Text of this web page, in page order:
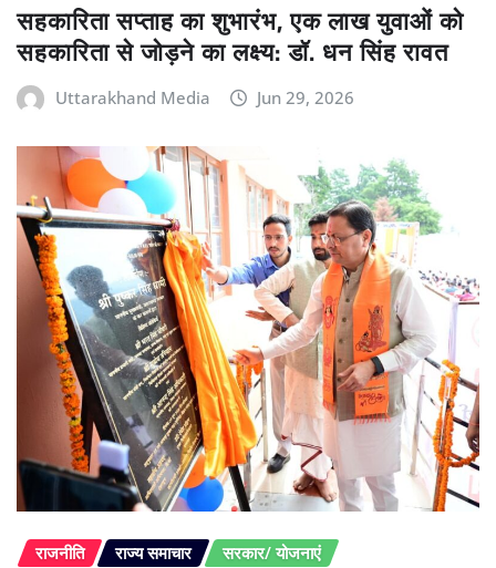
सहकारिता सप्ताह का शुभारंभ, एक लाख युवाओं को
सहकारिता से जोड़ने का लक्ष्य: डॉ. धन सिंह रावत
Uttarakhand Media Jun 29, 2026
राजनीति राज्य समाचार सरकार/ योजनाएं